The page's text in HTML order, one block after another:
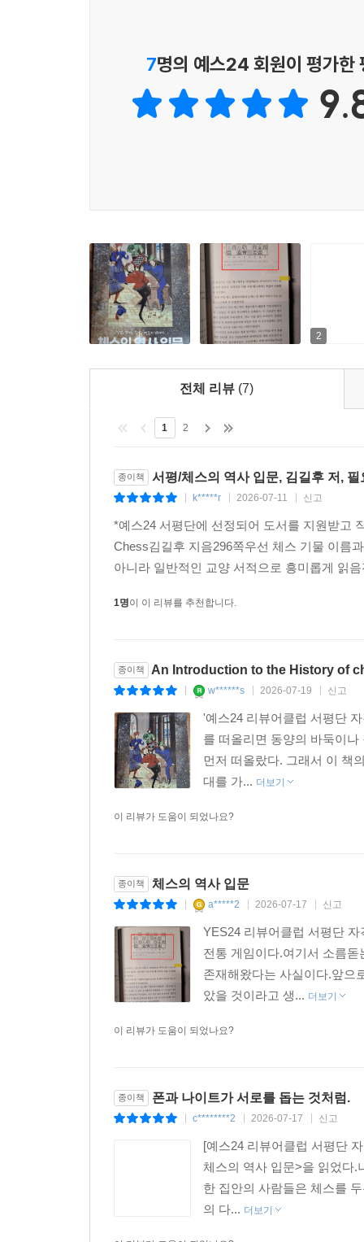
7명의 예스24 회원이 평가한
2
전체 리뷰 (7)
1 2
종이책 서평/체스의 역사 입문, 김길후 저, 필
k*****r 2026-07-11 신고
*예스24 서평단에 선정되어 도서를 지원받고
Chess김길후 지음296쪽우선 체스 기물 이름
아니라 일반적인 교양 서적으로 흥미롭게 읽
1명이 이 리뷰를 추천합니다.
종이책 An Introduction to the History of
w******s 2026-07-19 신고
'예스24 리뷰어클럽 서평단
를 떠올리면 동양의 바둑이
먼저 떠올랐다. 그래서 이 책
대를 가... 더보기
이 리뷰가 도움이 되었나요?
종이책 체스의 역사 입문
a*****2 2026-07-17 신고
YES24 리뷰어클럽 서평단
전통 게임이다.여기서 소름
존재해왔다는 사실이다.앞으
았을 것이라고 생... 더보기
이 리뷰가 도움이 되었나요?
종이책 폰과 나이트가 서로를 돕는 것처럼.
c********2 2026-07-17 신고
[예스24 리뷰어클럽 서평단
체스의 역사 입문>을 읽었다.
한 집안의 사람들은 체스를
의 다... 더보기